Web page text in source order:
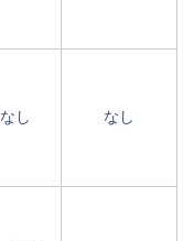
なし なし